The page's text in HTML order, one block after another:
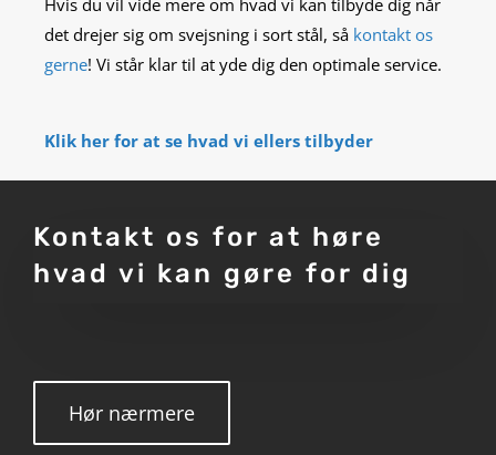
Hvis du vil vide mere om hvad vi kan tilbyde dig når
det drejer sig om svejsning i sort stål, så kontakt os
gerne! Vi står klar til at yde dig den optimale service.
Klik her for at se hvad vi ellers tilbyder
Kontakt os for at høre
hvad vi kan gøre for dig
Hør nærmere